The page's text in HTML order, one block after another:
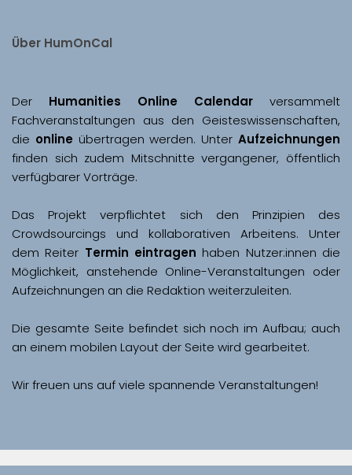
Über HumOnCal
Der Humanities Online Calendar versammelt
Fachveranstaltungen aus den Geisteswissenschaften,
die online übertragen werden. Unter Aufzeichnungen
finden sich zudem Mitschnitte vergangener, öffentlich
Das Projekt verpflichtet sich den Prinzipien des
Crowdsourcings und kollaborativen Arbeitens. Unter
dem Reiter Termin eintragen haben Nutzer:innen die
Möglichkeit, anstehende Online-Veranstaltungen oder
Aufzeichnungen an die Redaktion weiterzuleiten.
Die gesamte Seite befindet sich noch im Aufbau; auch
Wir freuen uns auf viele spannende Veranstaltungen!